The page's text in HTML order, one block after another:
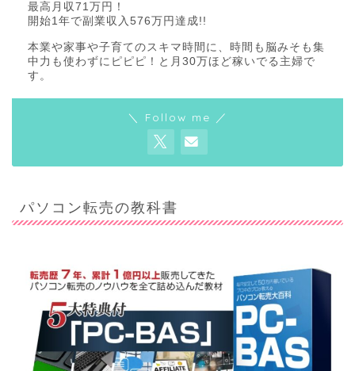
最高月収71万円！
開始1年で副業収入576万円達成!!
本業や家事や子育てのスキマ時間に、時間も脳みそも集
中力も使わずにピピピ！と月30万ほど稼いでる主婦で
す。
＼ Follow me ／
パソコン転売の教科書